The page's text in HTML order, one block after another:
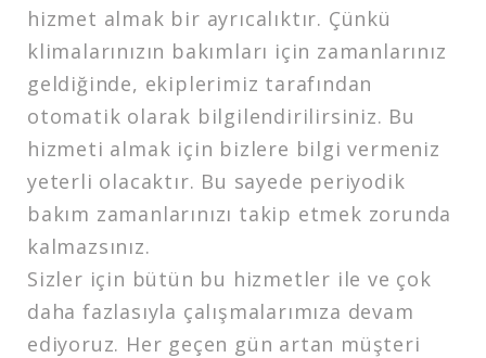
hizmet almak bir ayrıcalıktır. Çünkü
klimalarınızın bakımları için zamanlarınız
geldiğinde, ekiplerimiz tarafından
otomatik olarak bilgilendirilirsiniz. Bu
hizmeti almak için bizlere bilgi vermeniz
yeterli olacaktır. Bu sayede periyodik
bakım zamanlarınızı takip etmek zorunda
kalmazsınız.
Sizler için bütün bu hizmetler ile ve çok
daha fazlasıyla çalışmalarımıza devam
ediyoruz. Her geçen gün artan müşteri